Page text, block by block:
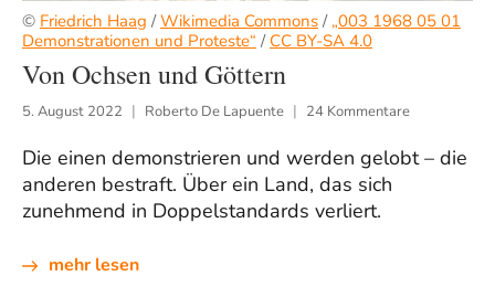
© Friedrich Haag /Wikimedia Commons / „003 1968 05 01
Demonstrationen und Proteste“ / CC BY-SA 4.0
Von Ochsen und Göttern
5. August 2022 Roberto De Lapuente 24 Kommentare
Die einen demonstrieren und werden gelobt – die
anderen bestraft. Über ein Land, das sich
zunehmend in Doppelstandards verliert.
mehr lesen